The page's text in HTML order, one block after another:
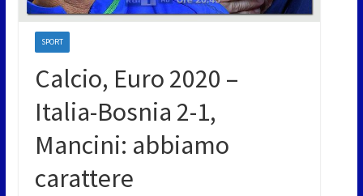
SPORT
Calcio, Euro 2020 –
Italia-Bosnia 2-1,
Mancini: abbiamo
carattere